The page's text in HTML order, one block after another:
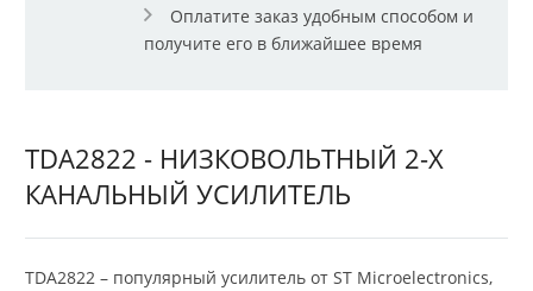
Оплатите заказ удобным способом и
получите его в ближайшее время
TDA2822 - НИЗКОВОЛЬТНЫЙ 2-Х
КАНАЛЬНЫЙ УСИЛИТЕЛЬ
TDA2822 – популярный усилитель от ST Microelectronics,